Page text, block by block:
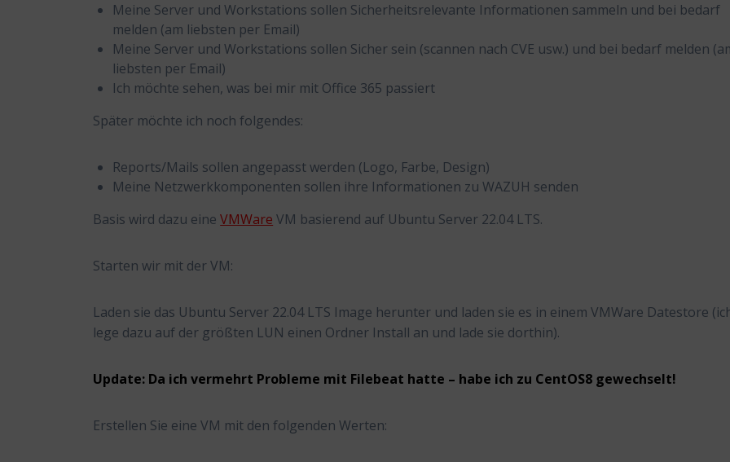
Meine Server und Workstations sollen Sicherheitsrelevante Informationen sammeln und bei bedarf
melden (am liebsten per Email)
Meine Server und Workstations sollen Sicher sein (scannen nach CVE usw.) und bei bedarf melden
liebsten per Email)
Ich möchte sehen, was bei mir mit Office 365 passiert
Später möchte ich noch folgendes:
Reports/Mails sollen angepasst werden (Logo, Farbe, Design)
Meine Netzwerkkomponenten sollen ihre Informationen zu WAZUH senden
Basis wird dazu eineVMWare VM basierend auf Ubuntu Server 22.04 LTS.
Starten wir mit der VM:
Laden sie das Ubuntu Server 22.04 LTS Image herunter und laden sie es in einem VMWare Datestore
lege dazu auf der größten LUN einen Ordner Install an und lade sie dorthin).
Update: Da ich vermehrt Probleme mit Filebeat hatte – habe ich zu CentOS8 gewechselt!
Erstellen Sie eine VM mit den folgenden Werten: